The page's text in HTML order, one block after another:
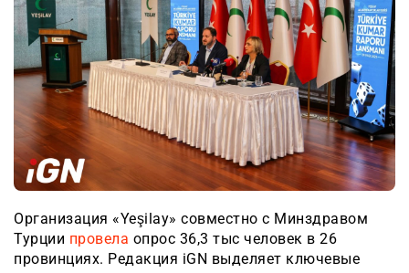
Организация «Yeşilay» совместно с Минздравом
Турции провела опрос 36,3 тыс человек в 26
провинциях. Редакция iGN выделяет ключевые